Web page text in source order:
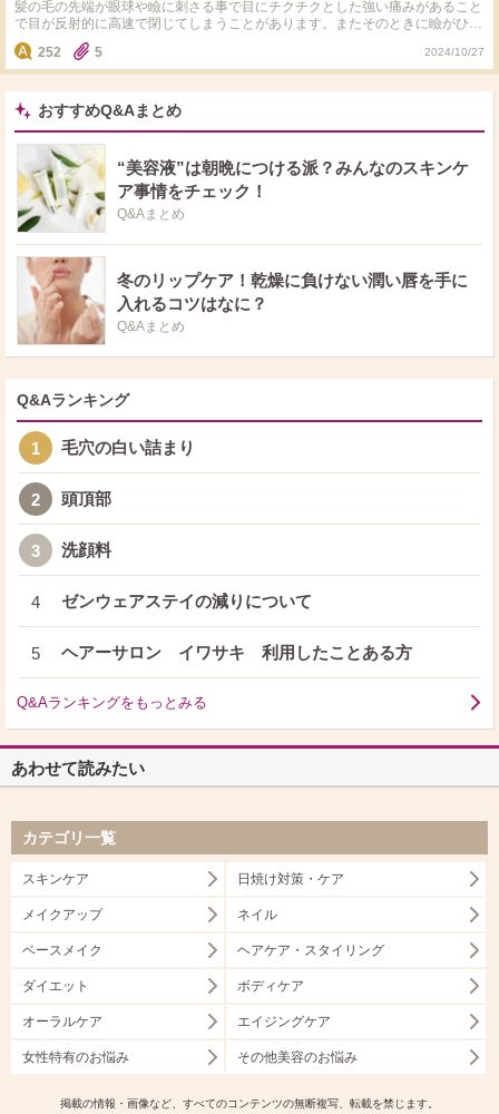
髪の毛の先端が眼球や瞼に刺さる事で目にチクチクとした強い痛みがあること
で目が反射的に高速で閉じてしまうことがあります。またそのときに瞼がひっ
くり返る様な感覚があることが毎日高頻度であることで瞼が伸びる可能性は絶
対にありえなくて不可能ですか？
252 5 2024/10/27
おすすめQ&Aまとめ
“美容液”は朝晩につける派？みんなのスキンケ
ア事情をチェック！
Q&Aまとめ
冬のリップケア！乾燥に負けない潤い唇を手に
入れるコツはなに？
Q&Aまとめ
Q&Aランキング
1 毛穴の白い詰まり
2 頭頂部
3 洗顔料
4 ゼンウェアステイの減りについて
5 ヘアーサロン イワサキ 利用したことある方
Q&Aランキングをもっとみる
あわせて読みたい
カテゴリ一覧
スキンケア 日焼け対策・ケア
メイクアップ ネイル
ベースメイク ヘアケア・スタイリング
ダイエット ボディケア
オーラルケア エイジングケア
女性特有のお悩み その他美容のお悩み
掲載の情報・画像など、すべてのコンテンツの無断複写、転載を禁じます。